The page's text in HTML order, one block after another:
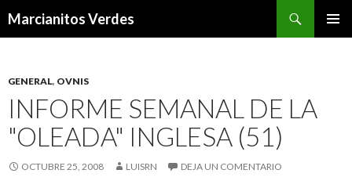
Marcianitos Verdes
GENERAL, OVNIS
INFORME SEMANAL DE LA
"OLEADA" INGLESA (51)
OCTUBRE 25, 2008 LUISRN DEJA UN COMENTARIO